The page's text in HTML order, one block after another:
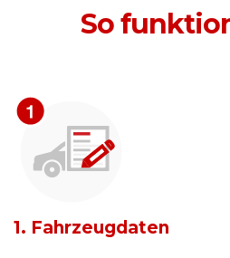
So
1. Fahrzeugdaten